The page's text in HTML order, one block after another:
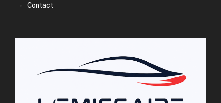
Contact